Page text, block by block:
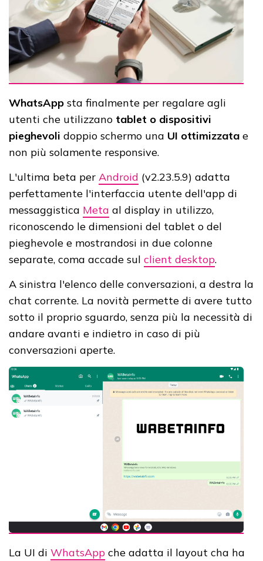
WhatsApp sta finalmente per regalare agli
utenti che utilizzano tablet o dispositivi
pieghevoli doppio schermo una UI ottimizzata e
non più solamente responsive.
L'ultima beta per Android (v2.23.5.9) adatta
perfettamente l'interfaccia utente dell'app di
messaggistica Meta al display in utilizzo,
riconoscendo le dimensioni del tablet o del
pieghevole e mostrandosi in due colonne
separate, coma accade sul client desktop.
A sinistra l'elenco delle conversazioni, a destra la
chat corrente. La novità permette di avere tutto
sotto il proprio sguardo, senza più la necessità di
andare avanti e indietro in caso di più
conversazioni aperte.
La UI di WhatsApp che adatta il layout cha ha